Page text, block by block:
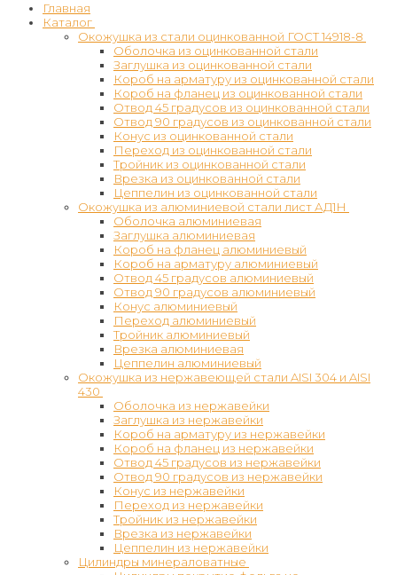
Главная
Каталог
Окожушка из стали оцинкованной ГОСТ 14918-8
Оболочка из оцинкованной стали
Заглушка из оцинкованной стали
Короб на арматуру из оцинкованной стали
Короб на фланец из оцинкованной стали
Отвод 45 градусов из оцинкованной стали
Отвод 90 градусов из оцинкованной стали
Конус из оцинкованной стали
Переход из оцинкованной стали
Тройник из оцинкованной стали
Врезка из оцинкованной стали
Цеппелин из оцинкованной стали
Окожушка из алюминиевой стали лист АД1Н
Оболочка алюминиевая
Заглушка алюминиевая
Короб на фланец алюминиевый
Короб на арматуру алюминиевый
Отвод 45 градусов алюминиевый
Отвод 90 градусов алюминиевый
Конус алюминиевый
Переход алюминиевый
Тройник алюминиевый
Врезка алюминиевая
Цеппелин алюминиевый
Окожушка из нержавеющей стали AISI 304 и AISI
430
Оболочка из нержавейки
Заглушка из нержавейки
Короб на арматуру из нержавейки
Короб на фланец из нержавейки
Отвод 45 градусов из нержавейки
Отвод 90 градусов из нержавейки
Конус из нержавейки
Переход из нержавейки
Тройник из нержавейки
Врезка из нержавейки
Цеппелин из нержавейки
Цилиндры минераловатные